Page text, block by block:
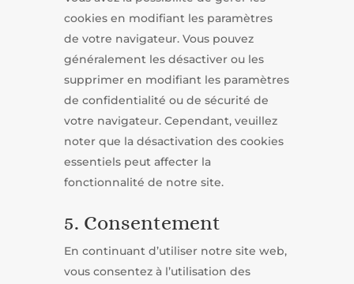
cookies en modifiant les paramètres
de votre navigateur. Vous pouvez
généralement les désactiver ou les
supprimer en modifiant les paramètres
de confidentialité ou de sécurité de
votre navigateur. Cependant, veuillez
noter que la désactivation des cookies
essentiels peut affecter la
fonctionnalité de notre site.
5. Consentement
En continuant d’utiliser notre site web,
vous consentez à l’utilisation des